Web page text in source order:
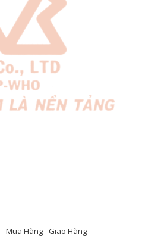
Mua Hàng Giao Hàng